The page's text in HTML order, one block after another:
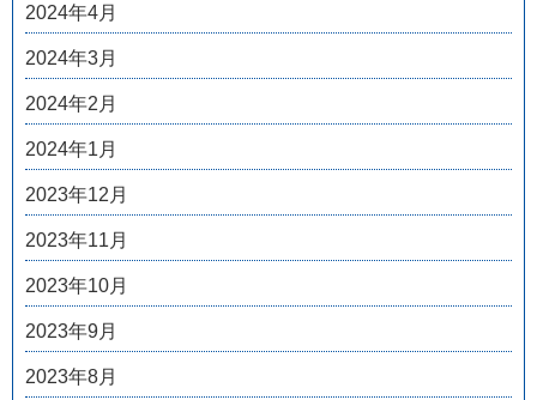
2024年4月
2024年3月
2024年2月
2024年1月
2023年12月
2023年11月
2023年10月
2023年9月
2023年8月